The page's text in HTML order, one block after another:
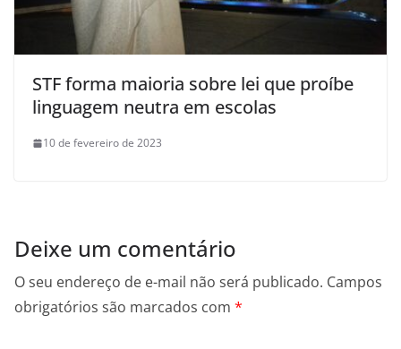
STF forma maioria sobre lei que proíbe
linguagem neutra em escolas
10 de fevereiro de 2023
Deixe um comentário
O seu endereço de e-mail não será publicado. Campos
obrigatórios são marcados com *